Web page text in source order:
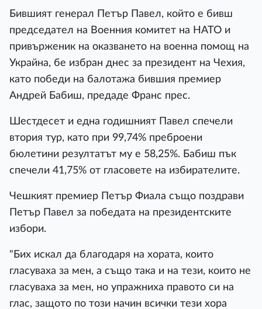
Бившият генерал Петър Павел, който е бивш
председател на Военния комитет на НАТО и
привърженик на оказването на военна помощ на
Украйна, бе избран днес за президент на Чехия,
като победи на балотажа бившия премиер
Андрей Бабиш, предаде Франс прес.
Шестдесет и една годишният Павел спечели
втория тур, като при 99,74% преброени
бюлетини резултатът му е 58,25%. Бабиш пък
спечели 41,75% от гласовете на избирателите.
Чешкият премиер Петър Фиала също поздрави
Петър Павел за победата на президентските
избори.
"Бих искал да благодаря на хората, които
гласуваха за мен, а също така и на тези, които не
гласуваха за мен, но упражниха правото си на
глас, защото по този начин всички тези хора